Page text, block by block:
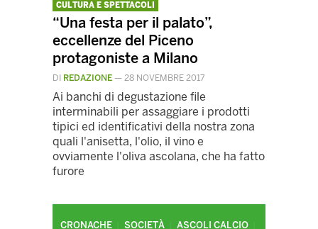
CULTURA E SPETTACOLI
“Una festa per il palato”,
eccellenze del Piceno
protagoniste a Milano
DI REDAZIONE — 28 NOVEMBRE 2017
Ai banchi di degustazione file
interminabili per assaggiare i prodotti
tipici ed identificativi della nostra zona
quali l'anisetta, l'olio, il vino e
ovviamente l'oliva ascolana, che ha fatto
furore
CRONACHE SOCIETÀ ASCOLI CALCIO